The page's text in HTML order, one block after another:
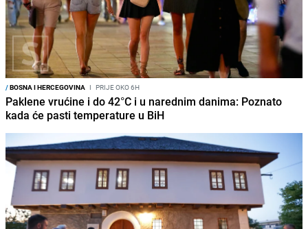
/BOSNA I HERCEGOVINA I PRIJE OKO 6H
Paklene vrućine i do 42°C i u narednim danima: Poznato
kada će pasti temperature u BiH